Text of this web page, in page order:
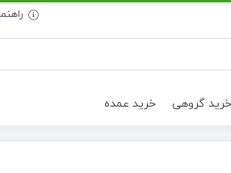
خرید گروهی خرید عمده